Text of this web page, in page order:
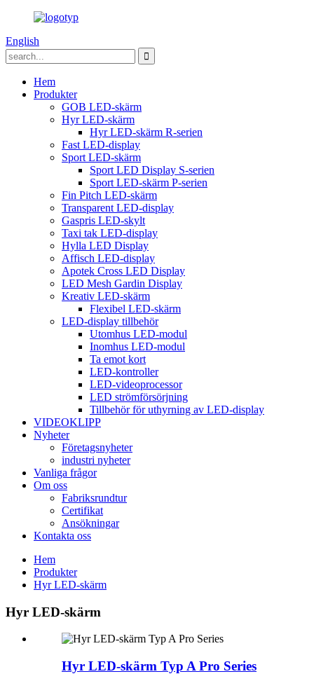
English
Hem
Produkter
GOB LED-skärm
Hyr LED-skärm
Hyr LED-skärm R-serien
Fast LED-display
Sport LED-skärm
Sport LED Display S-serien
Sport LED-skärm P-serien
Fin Pitch LED-skärm
Transparent LED-display
Gaspris LED-skylt
Taxi tak LED-display
Hylla LED Display
Affisch LED-display
Apotek Cross LED Display
LED Mesh Gardin Display
Kreativ LED-skärm
Flexibel LED-skärm
LED-display tillbehör
Utomhus LED-modul
Inomhus LED-modul
Ta emot kort
LED-kontroller
LED-videoprocessor
LED strömförsörjning
Tillbehör för uthyrning av LED-display
VIDEOKLIPP
Nyheter
Företagsnyheter
industri nyheter
Vanliga frågor
Om oss
Fabriksrundtur
Certifikat
Ansökningar
Kontakta oss
Hem
Produkter
Hyr LED-skärm
Hyr LED-skärm
Hyr LED-skärm Typ A Pro Series